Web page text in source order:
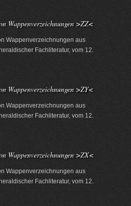
Wappenverzeichnungen >ZZ<
Wappenverzeichnungen aus
Fachliteratur, vom 12.
Wappenverzeichnungen >ZY<
Wappenverzeichnungen aus
Fachliteratur, vom 12.
Wappenverzeichnungen >ZX<
Wappenverzeichnungen aus
Fachliteratur, vom 12.